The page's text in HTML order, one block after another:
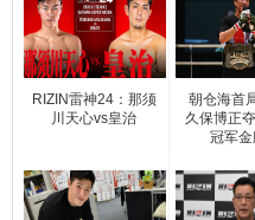
RIZIN雷神24：那须
川天心vs皇治
朝仓海首
久保博正
冠军